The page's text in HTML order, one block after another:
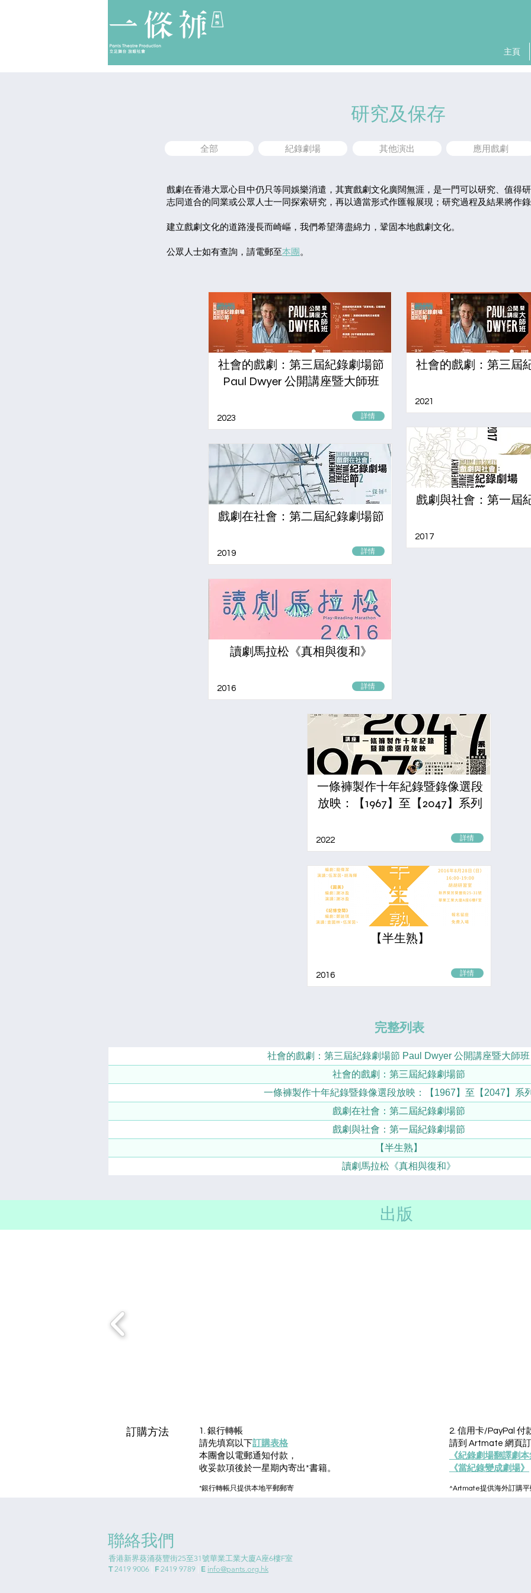
主頁
研究及保存
全部 紀錄劇場 其他演出 應用戲劇
戲劇在香港大眾心目中仍只等同娛樂消遣，其實戲劇文化廣闊無涯，是一門可以研究、值得
志同道合的同業或公眾人士一同探索研究，再以適當形式作匯報展現；研究過程及結果將作
建立戲劇文化的道路漫長而崎嶇，我們希望薄盡綿力，鞏固本地戲劇文化。
公眾人士如有查詢，請電郵至本團 。
社會的戲劇：第三屆紀錄劇場節
Paul Dwyer 公開講座暨大師班
2023 詳情
戲劇在社會：第二屆紀錄劇場節
2019 詳情
讀劇馬拉松《真相與復和》
2016 詳情
社會的戲劇：第三屆
2021
戲劇與社會：第一屆
2017
一條褲製作十年紀錄暨錄像選段
放映：【1967】至【2047】系列
2022 詳情
【半生熟】
2016 詳情
完整列表
社會的戲劇：第三屆紀錄劇場節 Paul Dwyer 公開講座暨大師班
社會的戲劇：第三屆紀錄劇場節
一條褲製作十年紀錄暨錄像選段放映：【1967】至【2047】系
戲劇在社會：第二屆紀錄劇場節
戲劇與社會：第一屆紀錄劇場節
【半生熟】
讀劇馬拉松《真相與復和》
出版
訂購方法
1. 銀行轉帳
請先填寫以下訂購表格
本團會以電郵通知付款，
收妥款項後於一星期內寄出*書籍。
*銀行轉帳只提供本地平郵郵寄
2. 信用卡/PayPal 付
請到 Artmate 網頁
《紀錄劇場翻譯劇
《當紀錄變成劇場》
^Artmate提供海外訂購平
聯絡我們
香港新界葵涌葵豐街25至31號華業工業大廈A座6樓F室
T2419 9006 F 2419 9789 E info@pants.org.hk